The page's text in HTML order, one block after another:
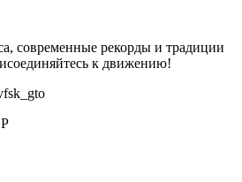
современные рекорды и традиции
к движению!